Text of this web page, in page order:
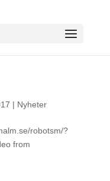
| Nyheter
robotsm/?
from